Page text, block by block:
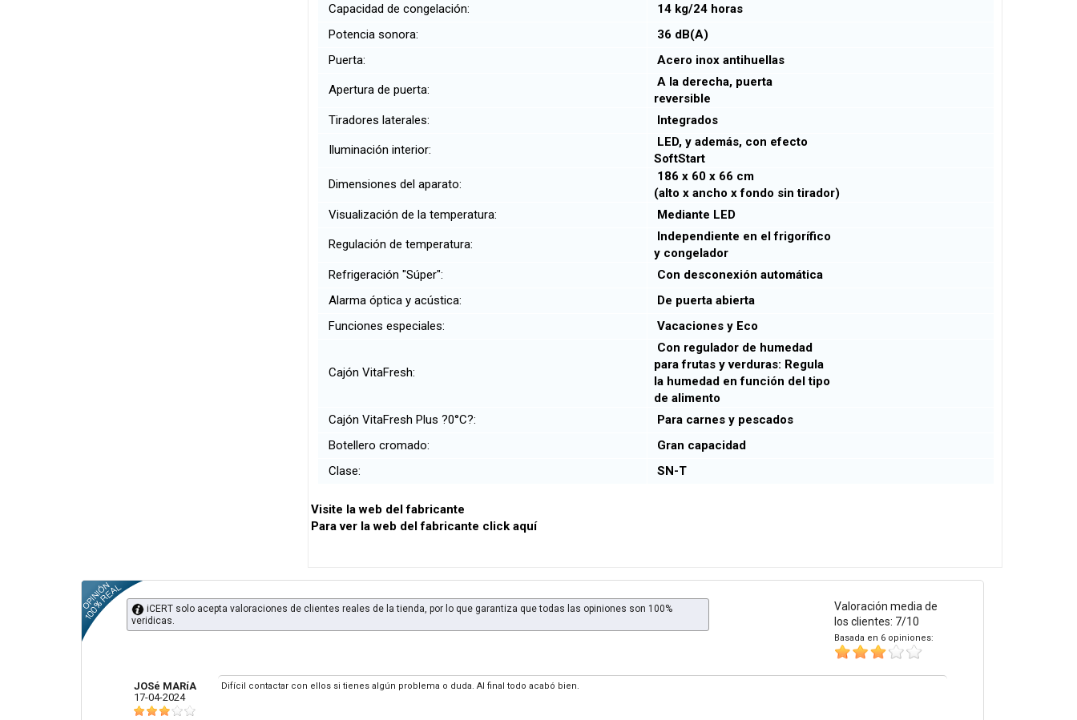
Capacidad de congelación:
14 kg/24 horas
Potencia sonora:
36 dB(A)
Puerta:
Acero inox antihuellas
Apertura de puerta:
A la derecha, puerta
reversible
Tiradores laterales:
Integrados
Iluminación interior:
LED, y además, con efecto
SoftStart
Dimensiones del aparato:
186 x 60 x 66 cm
(alto x ancho x fondo sin tirador)
Visualización de la temperatura:
Mediante LED
Regulación de temperatura:
Independiente en el frigorífico
y congelador
Refrigeración "Súper":
Con desconexión automática
Alarma óptica y acústica:
De puerta abierta
Funciones especiales:
Vacaciones y Eco
Cajón VitaFresh:
Con regulador de humedad
para frutas y verduras: Regula
la humedad en función del tipo
de alimento
Cajón VitaFresh Plus ?0°C?:
Para carnes y pescados
Botellero cromado:
Gran capacidad
Clase:
SN-T
Visite la web del fabricante
Para ver la web del fabricante click aquí
Valoración media de
los clientes: 7/10
Basada en 6 opiniones:
iCERT solo acepta valoraciones de clientes reales de la tienda, por lo que garantiza que todas las opiniones son 100%
veridicas.
JOSé MARíA
17-04-2024
Difícil contactar con ellos si tienes algún problema o duda. Al final todo acabó bien.